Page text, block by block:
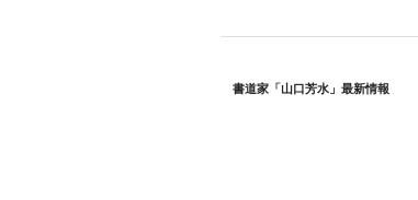
書道家「山口芳水」最新情報